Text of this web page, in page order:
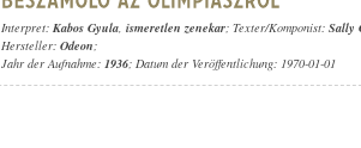
Interpret: Kabos Gyula, ismeretlen zenekar; Texter/Komponist: Sally
Hersteller: Odeon;
Jahr der Aufnahme: 1936; Datum der Veröffentlichung: 1970-01-01